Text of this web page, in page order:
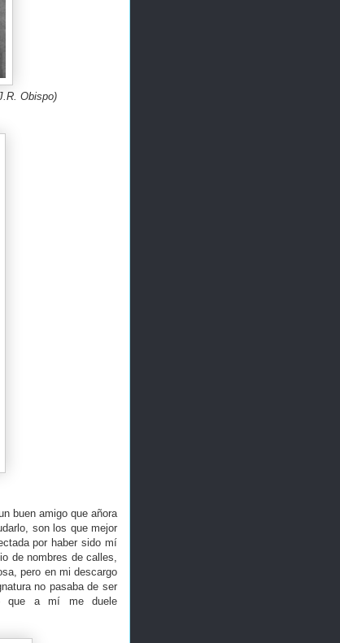
Obispo)
buen amigo que añora
son los que mejor
por haber sido mí
de nombres de calles,
pero en mi descargo
no pasaba de ser
que a mí me duele